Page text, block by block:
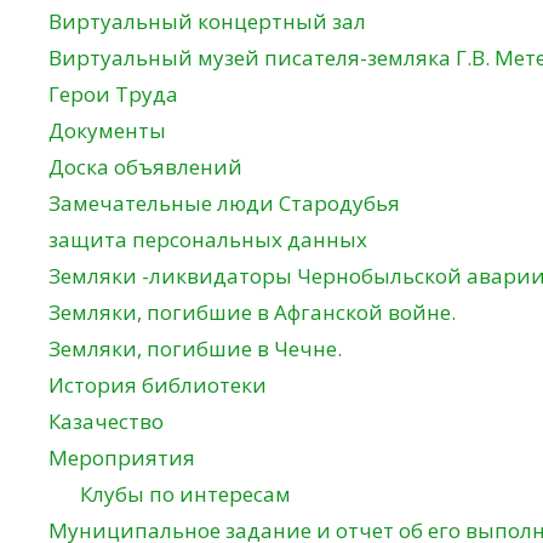
Виртуальный концертный зал
Виртуальный музей писателя-земляка Г.В.
Герои Труда
Документы
Доска объявлений
Замечательные люди Стародубья
защита персональных данных
Земляки -ликвидаторы Чернобыльской аварии
Земляки, погибшие в Афганской войне.
Земляки, погибшие в Чечне.
История библиотеки
Казачество
Мероприятия
Клубы по интересам
Муниципальное задание и отчет об его